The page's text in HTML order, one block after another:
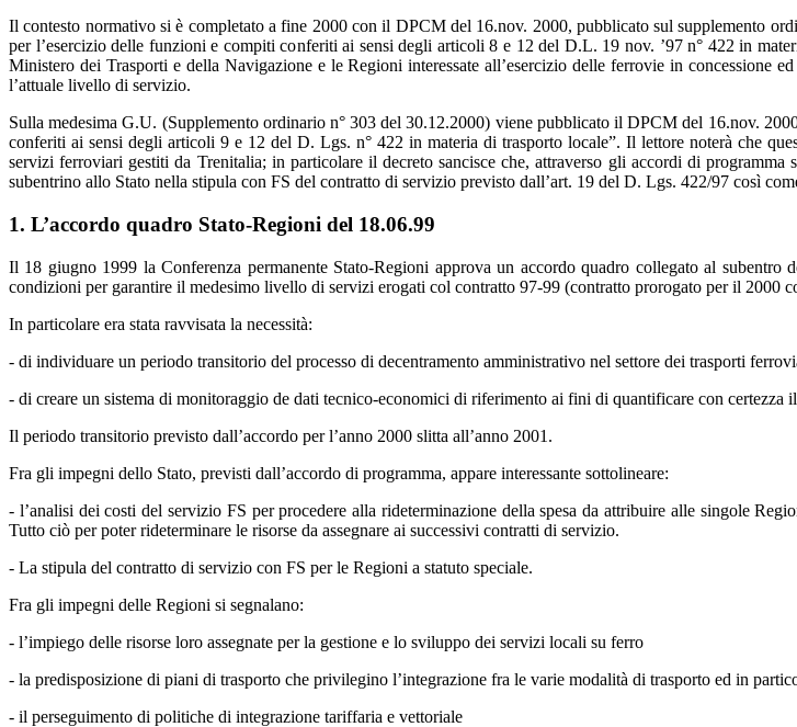
Il contesto normativo si è completato a fine 2000 con il DPCM del 16.nov. 2000, pubblicato sul supplemento
per l’esercizio delle funzioni e compiti conferiti ai sensi degli articoli 8 e 12 del D.L. 19 nov. ’97 n° 422 in
Ministero dei Trasporti e della Navigazione e le Regioni interessate all’esercizio delle ferrovie in concessione
l’attuale livello di servizio.
Sulla medesima G.U. (Supplemento ordinario n° 303 del 30.12.2000) viene pubblicato il DPCM del 16.nov.
conferiti ai sensi degli articoli 9 e 12 del D. Lgs. n° 422 in materia di trasporto locale”. Il lettore noterà che
servizi ferroviari gestiti da Trenitalia; in particolare il decreto sancisce che, attraverso gli accordi di
subentrino allo Stato nella stipula con FS del contratto di servizio previsto dall’art. 19 del D. Lgs. 422/97 così
1. L’accordo quadro Stato-Regioni del 18.06.99
Il 18 giugno 1999 la Conferenza permanente Stato-Regioni approva un accordo quadro collegato al
condizioni per garantire il medesimo livello di servizi erogati col contratto 97-99 (contratto prorogato per il 2000
In particolare era stata ravvisata la necessità:
- di individuare un periodo transitorio del processo di decentramento amministrativo nel settore dei trasporti
- di creare un sistema di monitoraggio de dati tecnico-economici di riferimento ai fini di quantificare con certezza
Il periodo transitorio previsto dall’accordo per l’anno 2000 slitta all’anno 2001.
Fra gli impegni dello Stato, previsti dall’accordo di programma, appare interessante sottolineare:
- l’analisi dei costi del servizio FS per procedere alla rideterminazione della spesa da attribuire alle singole
Tutto ciò per poter rideterminare le risorse da assegnare ai successivi contratti di servizio.
- La stipula del contratto di servizio con FS per le Regioni a statuto speciale.
Fra gli impegni delle Regioni si segnalano:
- l’impiego delle risorse loro assegnate per la gestione e lo sviluppo dei servizi locali su ferro
- la predisposizione di piani di trasporto che privilegino l’integrazione fra le varie modalità di trasporto ed in
- il perseguimento di politiche di integrazione tariffaria e vettoriale